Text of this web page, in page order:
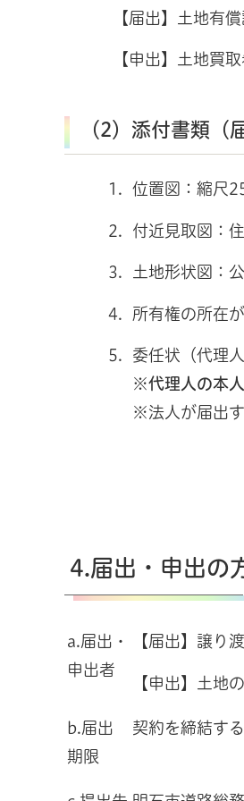
【届出】土地有
【申出】土地買
（2）添付書類（
位置図：縮尺
付近見取図：
土地形状図：
所有権の所在
委任状（代理
※代理人の本
※法人が届出す
4.届出・申出の
a.届出・
申出者
【届出】譲り
【申出】土地
b.届出
期限
契約を締結す